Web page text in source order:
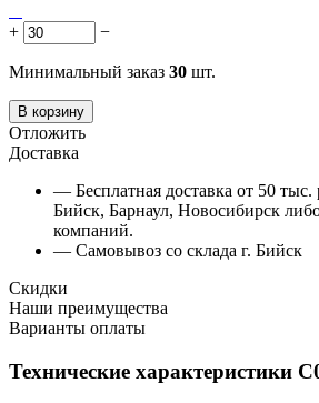
+ −
Минимальный заказ 30 шт.
В корзину
Отложить
Доставка
— Бесплатная доставка от 50 тыс.
Бийск, Барнаул, Новосибирск
компаний.
— Самовывоз со склада г. Бийск
Скидки
Наши преимущества
Варианты оплаты
Технические характеристики